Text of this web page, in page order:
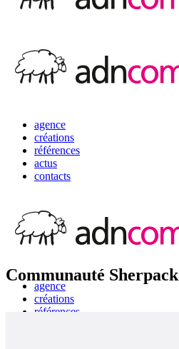
agence
créations
références
actus
contacts
agence
créations
références
Communauté Sherpack